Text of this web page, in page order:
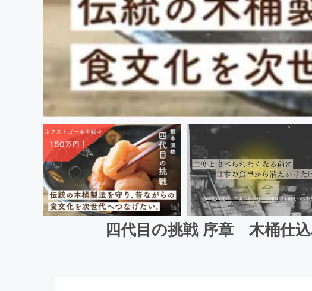
四代目の挑戦 序章 木桶仕